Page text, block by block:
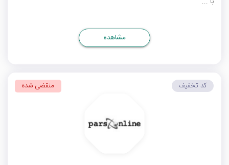
مشاهده
کد تخفیف منقضی شده